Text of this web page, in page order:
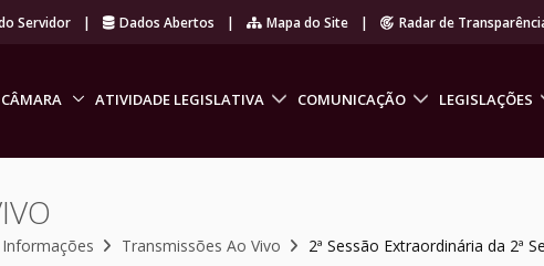
Servidor | Dados Abertos | Mapa do Site | Radar de
ATIVIDADE LEGISLATIVA COMUNICAÇÃO LEGISLAÇÕES
Transmissões Ao Vivo 2ª Sessão Extraordinária da 2ª